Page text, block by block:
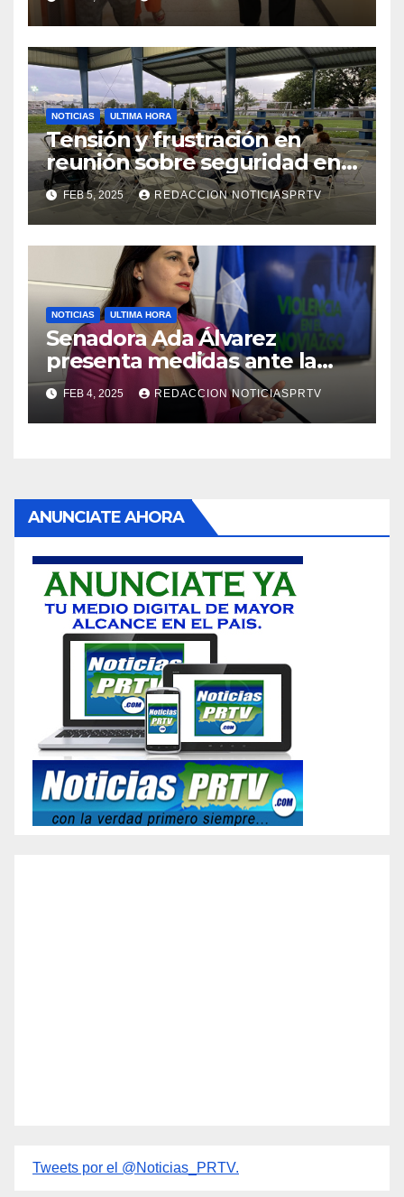
de la Salud en Mayagüez
NOTICIAS ULTIMA HORA
Tensión y frustración en
reunión sobre seguridad en
Reparto Metropolitano
FEB 5, 2025 REDACCION NOTICIASPRTV
NOTICIAS ULTIMA HORA
Senadora Ada Álvarez
presenta medidas ante la
violencia en el noviazgo
FEB 4, 2025 REDACCION NOTICIASPRTV
ANUNCIATE AHORA
Tweets por el @Noticias_PRTV.